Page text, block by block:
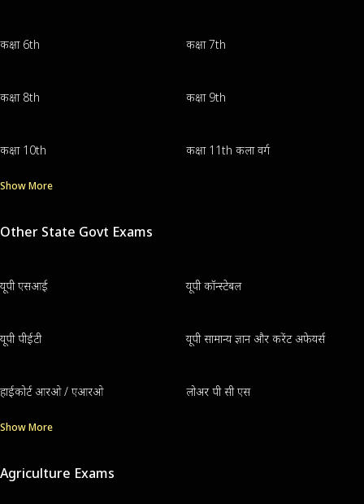
कक्षा 6th कक्षा 7th
कक्षा 8th कक्षा 9th
कक्षा 10th कक्षा 11th कला वर्ग
Show More
Other State Govt Exams
यूपी एसआई यूपी कॉन्स्टेबल
यूपी पीईटी यूपी सामान्य ज्ञान और करेंट अफेयर्स
हाईकोर्ट आरओ / एआरओ लोअर पी सी एस
Show More
Agriculture Exams